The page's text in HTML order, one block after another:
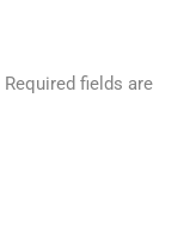
Required fields are